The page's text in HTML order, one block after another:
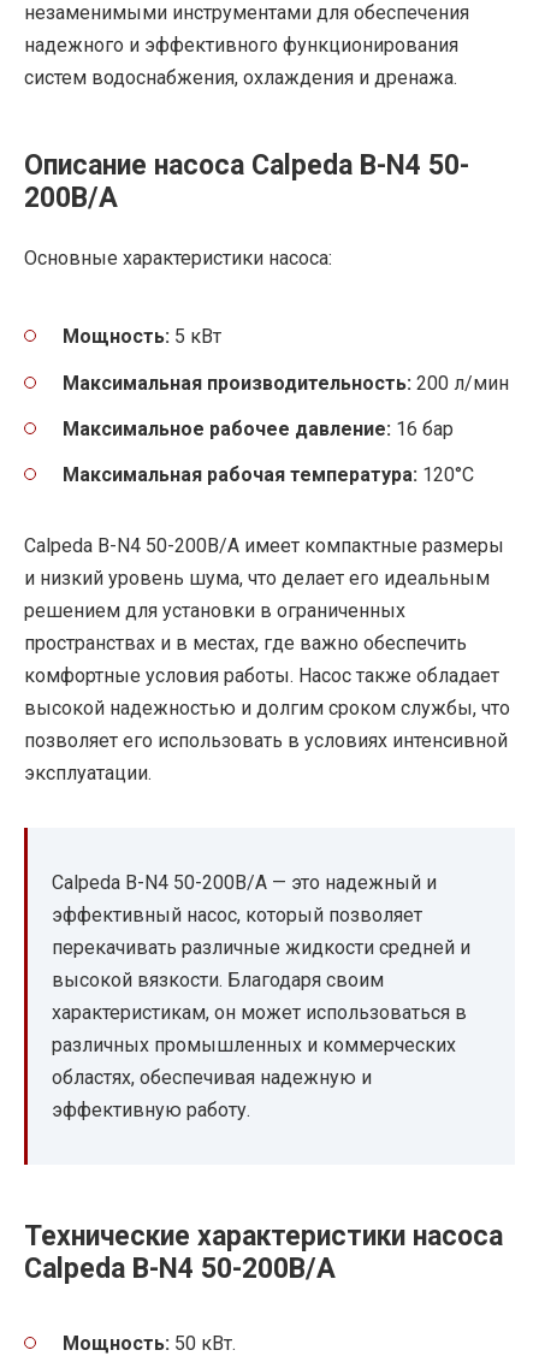
незаменимыми инструментами для обеспечения
надежного и эффективного функционирования
систем водоснабжения, охлаждения и дренажа.
Описание насоса Calpeda B-N4 50-
200B/A
Основные характеристики насоса:
Мощность: 5 кВт
Максимальная производительность: 200 л/мин
Максимальное рабочее давление: 16 бар
Максимальная рабочая температура: 120°C
Calpeda B-N4 50-200B/A имеет компактные размеры
и низкий уровень шума, что делает его идеальным
решением для установки в ограниченных
пространствах и в местах, где важно обеспечить
комфортные условия работы. Насос также обладает
высокой надежностью и долгим сроком службы, что
позволяет его использовать в условиях интенсивной
эксплуатации.
Calpeda B-N4 50-200B/A — это надежный и
эффективный насос, который позволяет
перекачивать различные жидкости средней и
высокой вязкости. Благодаря своим
характеристикам, он может использоваться в
различных промышленных и коммерческих
областях, обеспечивая надежную и
эффективную работу.
Технические характеристики насоса
Calpeda B-N4 50-200B/A
Мощность: 50 кВт.